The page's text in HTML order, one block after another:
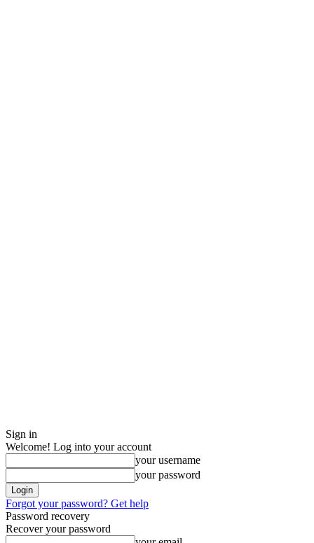
Sign in
Welcome! Log into your account
your username
your password
Forgot your password? Get help
Password recovery
Recover your password